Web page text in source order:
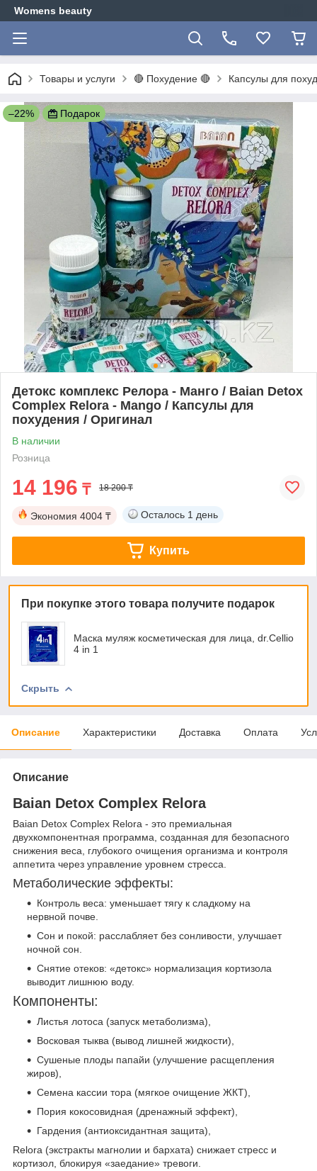
Womens beauty
Товары и услуги 🔴 Похудение 🔴 Капсулы для
–22% Подарок
Детокс комплекс Релора - Манго / Baian Detox
Complex Relora - Mango / Капсулы для
похудения / Оригинал
В наличии
Розница
14 196 ₸ 18 200 ₸
Экономия 4004 ₸ Осталось 1 день
Купить
При покупке этого товара получите подарок
Маска муляж косметическая для лица, dr.Cellio
4 in 1
Скрыть
Описание Характеристики Доставка Оплата
Описание
Baian Detox Complex Relora
Baian Detox Complex Relora - это премиальная
двухкомпонентная программа, созданная для безопасного
снижения веса, глубокого очищения организма и контроля
аппетита через управление уровнем стресса.
Метаболические эффекты:
Контроль веса: уменьшает тягу к сладкому на
нервной почве.
Сон и покой: расслабляет без сонливости, улучшает
ночной сон.
Снятие отеков: «детокс» нормализация кортизола
выводит лишнюю воду.
Компоненты:
Листья лотоса (запуск метаболизма),
Восковая тыква (вывод лишней жидкости),
Сушеные плоды папайи (улучшение расщепления
жиров),
Семена кассии тора (мягкое очищение ЖКТ),
Пория кокосовидная (дренажный эффект),
Гардения (антиоксидантная защита),
Relora (экстракты магнолии и бархата) снижает стресс и
кортизол, блокируя «заедание» тревоги.